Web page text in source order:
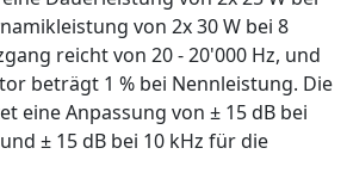
von 2x 30 W bei 8
reicht von 20 - 20'000 Hz, und
beträgt 1 % bei Nennleistung. Die
eine Anpassung von ± 15 dB bei
± 15 dB bei 10 kHz für die